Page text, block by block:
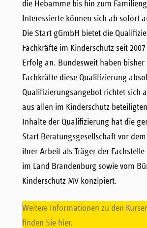
die Hebamme bis hin zum
Interessierte können sich ab sofort
Die Start gGmbH bietet die
Fachkräfte im Kinderschutz seit
Erfolg an. Bundesweit haben bisher
Fachkräfte diese Qualifizierung
Qualifizierungsangebot richtet sich
aus allen im Kinderschutz
Inhalte der Qualifizierung hat die
Start Beratungsgesellschaft vor
ihrer Arbeit als Träger der
im Land Brandenburg sowie vom
Kinderschutz MV konzipiert.
Weitere Informationen zu den
finden Sie hier.